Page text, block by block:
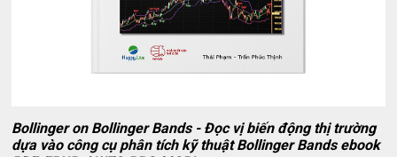
Bollinger on Bollinger Bands - Đọc vị biến động thị trường
dựa vào công cụ phân tích kỹ thuật Bollinger Bands ebook